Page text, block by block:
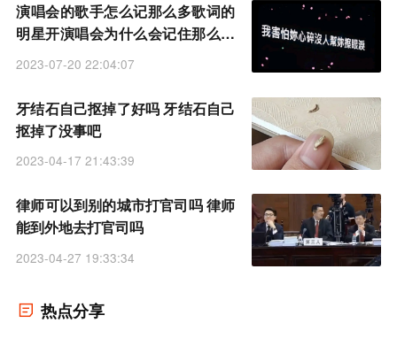
演唱会的歌手怎么记那么多歌词的
明星开演唱会为什么会记住那么多
歌词
2023-07-20 22:04:07
牙结石自己抠掉了好吗 牙结石自己
抠掉了没事吧
2023-04-17 21:43:39
律师可以到别的城市打官司吗 律师
能到外地去打官司吗
2023-04-27 19:33:34
热点分享